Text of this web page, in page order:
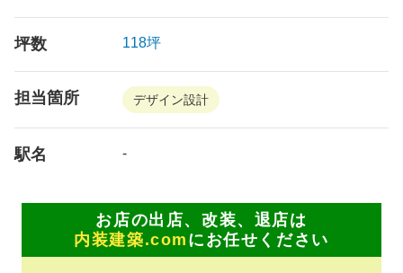
坪数 118坪
担当箇所 デザイン設計
駅名 -
お店の出店、改装、退店は
内装建築.com にお任せください